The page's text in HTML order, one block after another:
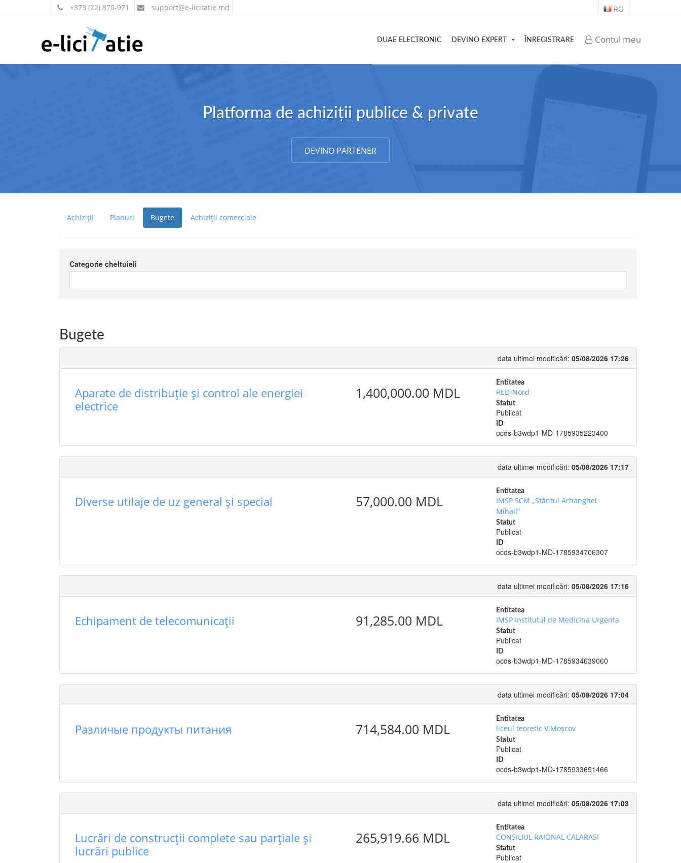
+373 (22) 870-971 support@e-licitatie.md RO
Contul meu
DUAE ELECTRONIC DEVINO EXPERT ÎNREGISTRARE
Platforma de achiziții publice & private
DEVINO PARTENER
Achiziții Planuri Bugete Achiziții comerciale
Categorie cheltuieli
Bugete
data ultimei modificări: 05/08/2026 17:26
Aparate de distribuţie şi control ale energiei
electrice
1,400,000.00 MDL
Entitatea
RED-Nord
Statut
Publicat
ID
ocds-b3wdp1-MD-1785935223400
data ultimei modificări: 05/08/2026 17:17
Diverse utilaje de uz general şi special 57,000.00 MDL
Entitatea
IMSP SCM „Sfântul Arhanghel
Mihail”
Statut
Publicat
ID
ocds-b3wdp1-MD-1785934706307
data ultimei modificări: 05/08/2026 17:16
Echipament de telecomunicaţii 91,285.00 MDL
Entitatea
IMSP Institutul de Medicina Urgenta
Statut
Publicat
ID
ocds-b3wdp1-MD-1785934639060
data ultimei modificări: 05/08/2026 17:04
Различые продукты питания 714,584.00 MDL
Entitatea
liceul teoretic V.Moșcov
Statut
Publicat
ID
ocds-b3wdp1-MD-1785933651466
data ultimei modificări: 05/08/2026 17:03
Lucrări de construcţii complete sau parţiale şi
lucrări publice
265,919.66 MDL
Entitatea
CONSILIUL RAIONAL CALARASI
Statut
Publicat